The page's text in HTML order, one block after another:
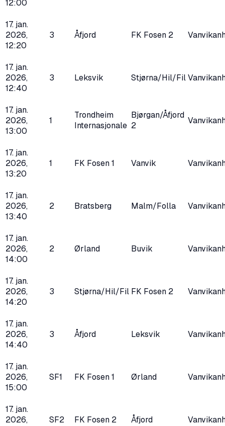
12:00
17. jan.
2026,
12:20
3 Åfjord FK Fosen 2
17. jan.
2026,
12:40
3 Leksvik Stjørna/Hil/Fil
17. jan.
2026,
13:00
1
Trondheim
Internasjonale
Bjørgan/Åfjord
2
17. jan.
2026,
13:20
1 FK Fosen 1 Vanvik
17. jan.
2026,
13:40
2 Bratsberg Malm/Folla
17. jan.
2026,
14:00
2 Ørland Buvik
17. jan.
2026,
14:20
3 Stjørna/Hil/Fil FK Fosen 2
17. jan.
2026,
14:40
3 Åfjord Leksvik
17. jan.
2026,
15:00
SF1 FK Fosen 1 Ørland
17. jan.
2026,
SF2 FK Fosen 2 Åfjord